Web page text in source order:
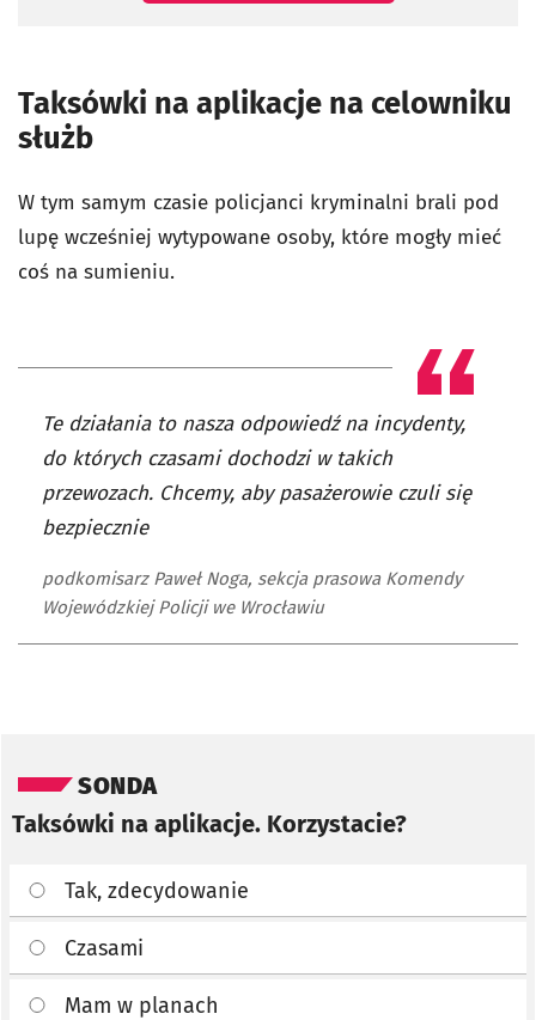
Taksówki na aplikacje na celowniku
służb
W tym samym czasie policjanci kryminalni brali pod
lupę wcześniej wytypowane osoby, które mogły mieć
coś na sumieniu.
Te działania to nasza odpowiedź na incydenty,
do których czasami dochodzi w takich
przewozach. Chcemy, aby pasażerowie czuli się
bezpiecznie
podkomisarz Paweł Noga, sekcja prasowa Komendy
Wojewódzkiej Policji we Wrocławiu
SONDA
Taksówki na aplikacje. Korzystacie?
Tak, zdecydowanie
Czasami
Mam w planach